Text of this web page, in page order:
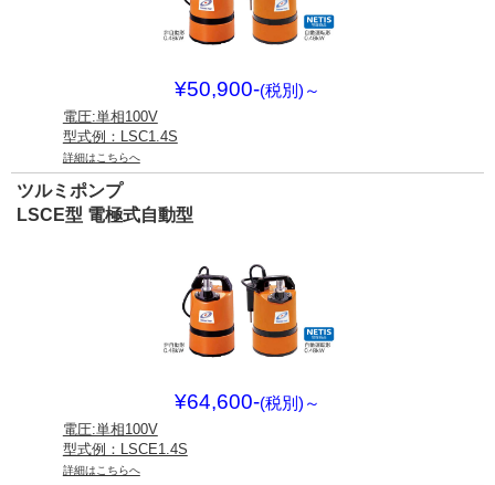
¥50,900-(税別) ～
電圧:単相100V
型式例：LSC1.4S
詳細はこちらへ
ツルミポンプ
LSCE型 電極式自動型
¥64,600-(税別) ～
電圧:単相100V
型式例：LSCE1.4S
詳細はこちらへ